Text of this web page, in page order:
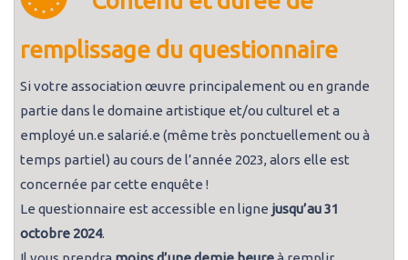
remplissage du questionnaire
Si votre association œuvre principalement ou en grande
partie dans le domaine artistique et/ou culturel et a
employé un.e salarié.e (même très ponctuellement ou à
temps partiel) au cours de l’année 2023, alors elle est
concernée par cette enquête !
Le questionnaire est accessible en ligne jusqu’au 31
octobre 2024.